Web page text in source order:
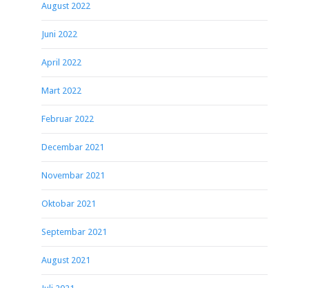
August 2022
Juni 2022
April 2022
Mart 2022
Februar 2022
Decembar 2021
Novembar 2021
Oktobar 2021
Septembar 2021
August 2021